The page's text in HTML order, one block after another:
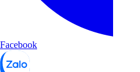
Facebook